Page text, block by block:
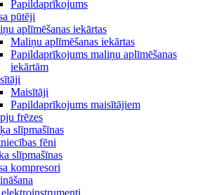
Papildaprīkojums
pūtēji
aplīmēšanas iekārtas
Maliņu aplīmēšanas iekārtas
Papildaprīkojums maliņu aplīmēšanas
iekārtām
Maisītāji
Papildaprīkojums maisītājiem
frēzes
slīpmašīnas
fēni
slīpmašīnas
kompresori